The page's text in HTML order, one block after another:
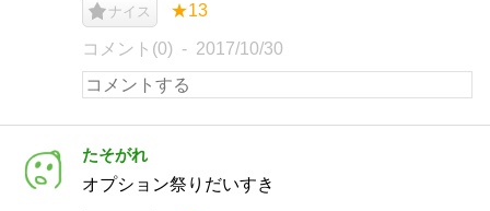
ナイス ★13
コメント(0) 2017/10/30
たそがれ
オプション祭りだいすき